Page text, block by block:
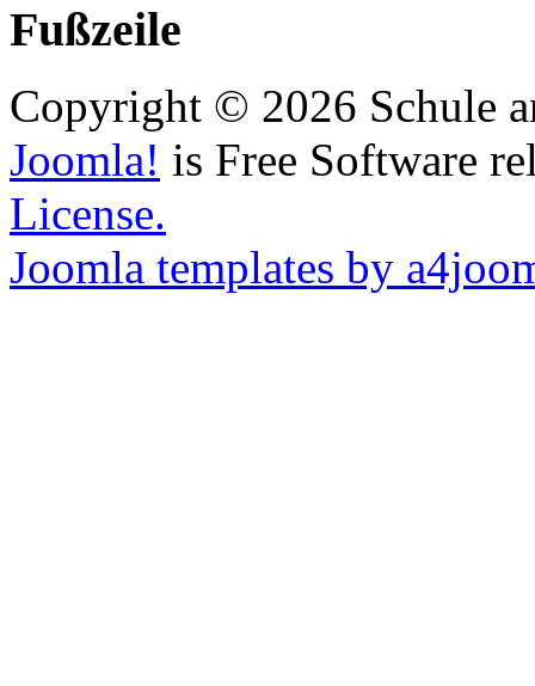
Fußzeile
Copyright © 2026 Schule
Joomla! is Free Software
License.
Joomla templates by